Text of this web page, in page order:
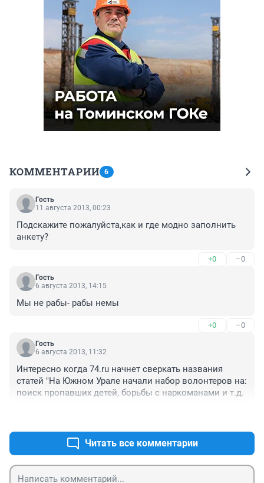
КОММЕНТАРИИ 6
Гость
11 августа 2013, 00:23
Подскажите пожалуйста,как и где модно заполнить
анкету?
+0 –0
Гость
6 августа 2013, 14:15
Мы не рабы- рабы немы
+0 –0
Гость
6 августа 2013, 11:32
Интересно когда 74.ru начнет сверкать названия
статей "На Южном Урале начали набор волонтеров на:
поиск пропавших детей, борьбы с наркоманами и т.д.
Читать все комментарии